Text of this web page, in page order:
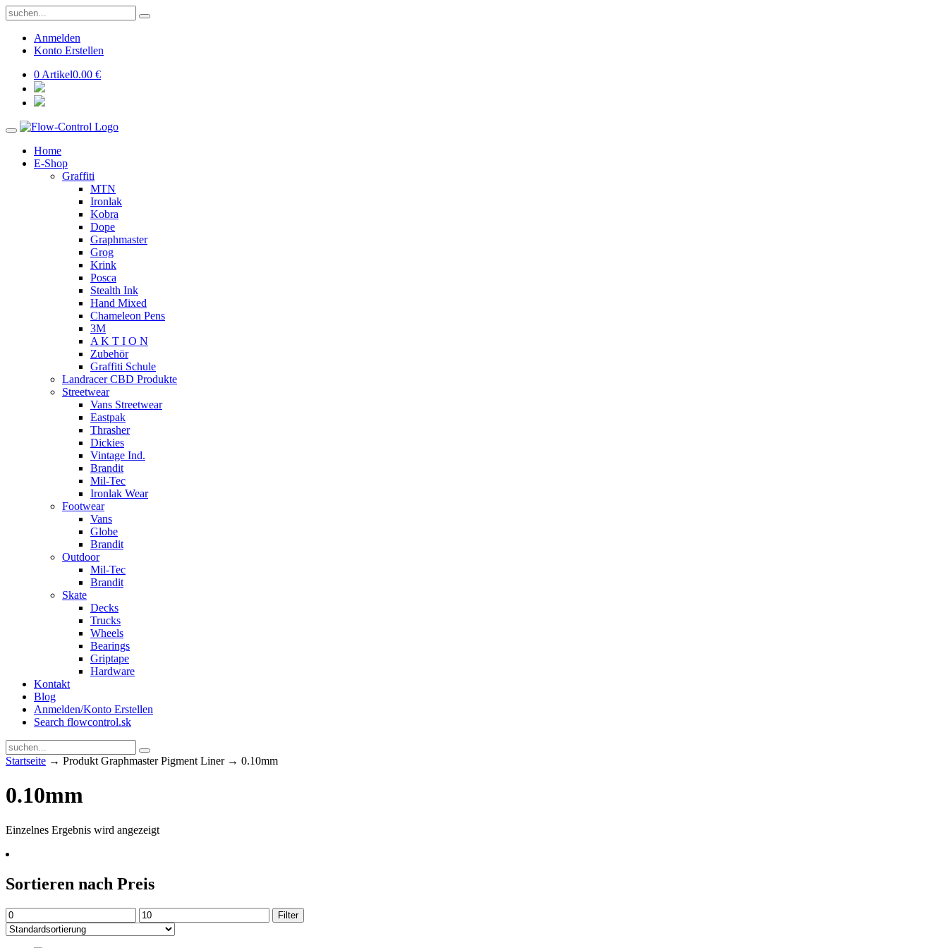
Anmelden
Konto Erstellen
0 Artikel0.00 €
Home
E-Shop
Graffiti
MTN
Ironlak
Kobra
Dope
Graphmaster
Grog
Krink
Posca
Stealth Ink
Hand Mixed
Chameleon Pens
3M
A K T I O N
Zubehör
Graffiti Schule
Landracer CBD Produkte
Streetwear
Vans Streetwear
Eastpak
Thrasher
Dickies
Vintage Ind.
Brandit
Mil-Tec
Ironlak Wear
Footwear
Vans
Globe
Brandit
Outdoor
Mil-Tec
Brandit
Skate
Decks
Trucks
Wheels
Bearings
Griptape
Hardware
Kontakt
Blog
Anmelden/Konto Erstellen
Search flowcontrol.sk
Startseite → Produkt Graphmaster Pigment Liner → 0.10mm
0.10mm
Einzelnes Ergebnis wird angezeigt
Sortieren nach Preis
Min.
Preis
Max.
Preis
Filter